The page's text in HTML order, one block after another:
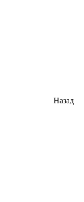
Назад